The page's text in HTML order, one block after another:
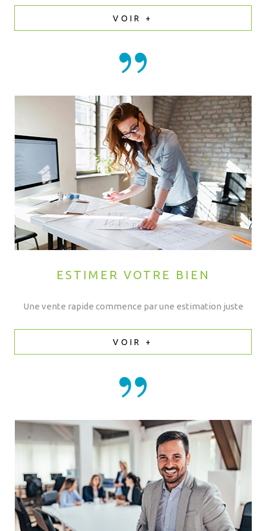
VOIR +
ESTIMER VOTRE BIEN
Une vente rapide commence par une estimation juste
VOIR +